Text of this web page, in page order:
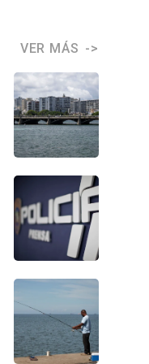
VER MÁS